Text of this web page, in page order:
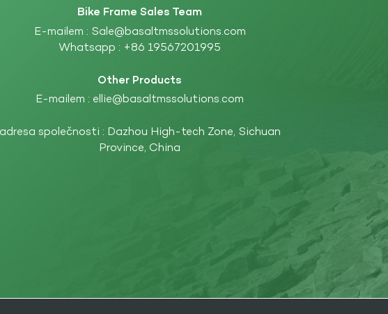
Bike Frame Sales Team
E-mailem : Sale@basaltmssolutions.com
Whatsapp : +86 19567201995
Other Products
E-mailem : ellie@basaltmssolutions.com
adresa společnosti : Dazhou High-tech Zone, Sichuan
Province, China